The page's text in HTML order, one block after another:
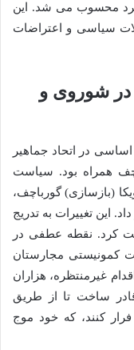
سرد محسوب می شد. این
سیاسی و اعتراضات
در شوروی و
۱۹۸۰ با تغییرات اساسی در اتحاد جماهیر
همراه بود. سیاست
(بازسازی) گورباچف،
این تغییرات به تدریج
کرد. نقطه عطفی در
که دولت کمونیستی مجارستان
غیرمنتظره، هزاران
ساخت تا از طریق
کنند، که خود موج